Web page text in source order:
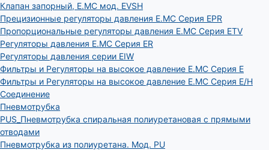
Клапан запорный, E.MC мод. EVSH
Прецизионные регуляторы давления E.MC Серия EPR
Пропорциональные регуляторы давления E.MC Серия ETV
Регуляторы давления E.MC Серия ER
Регуляторы давления серии EIW
Фильтры и Регуляторы на высокое давление E.MC Серия E
Фильтры и Регуляторы на высокое давление E.MC Серия E/H
Соединение
Пневмотрубка
PUS_Пневмотрубка спиральная полиуретановая с прямыми
отводами
Пневмотрубка из полиуретана. Мод. РU